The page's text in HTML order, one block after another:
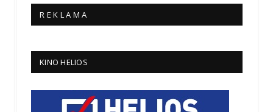
R E K L A M A
KINO HELIOS